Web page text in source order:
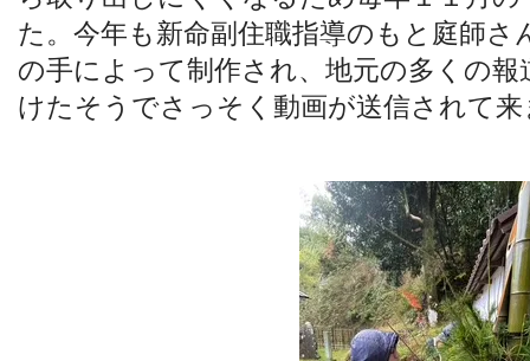
た。今年も新命副住職指導のもと庭師さ
の手によって制作され、地元の多くの
けたそうでさっそく動画が送信されて